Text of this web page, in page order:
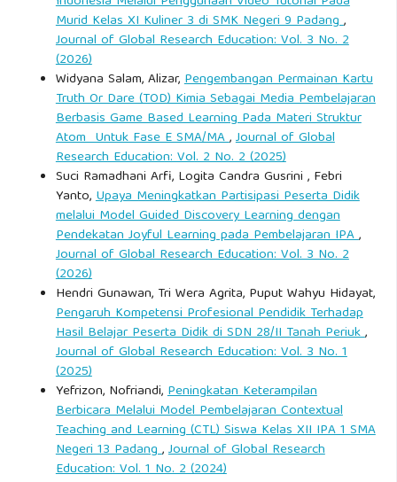
Murid Kelas XI Kuliner 3 di SMK Negeri 9 Padang,
Journal of Global Research Education: Vol. 3 No. 2
(2026)
Widyana Salam, Alizar,Pengembangan Permainan Kartu
Truth Or Dare (TOD) Kimia Sebagai Media Pembelajaran
Berbasis Game Based Learning Pada Materi Struktur
Atom Untuk Fase E SMA/MA,Journal of Global
Research Education: Vol. 2 No. 2 (2025)
Suci Ramadhani Arfi, Logita Candra Gusrini , Febri
Yanto,Upaya Meningkatkan Partisipasi Peserta Didik
melalui Model Guided Discovery Learning dengan
Pendekatan Joyful Learning pada Pembelajaran IPA,
Journal of Global Research Education: Vol. 3 No. 2
(2026)
Hendri Gunawan, Tri Wera Agrita, Puput Wahyu Hidayat,
Pengaruh Kompetensi Profesional Pendidik Terhadap
Hasil Belajar Peserta Didik di SDN 28/II Tanah Periuk,
Journal of Global Research Education: Vol. 3 No. 1
(2025)
Yefrizon, Nofriandi,Peningkatan Keterampilan
Berbicara Melalui Model Pembelajaran Contextual
Teaching and Learning (CTL) Siswa Kelas XII IPA 1 SMA
Negeri 13 Padang,Journal of Global Research
Education: Vol. 1 No. 2 (2024)